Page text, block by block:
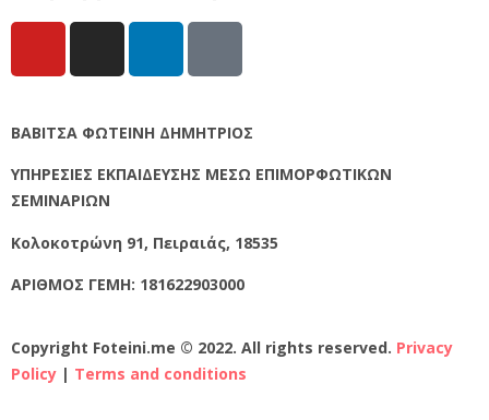
ΒΑΒΙΤΣΑ ΦΩΤΕΙΝΗ ΔΗΜΗΤΡΙΟΣ
ΥΠΗΡΕΣΙΕΣ ΕΚΠΑΙΔΕΥΣΗΣ ΜΕΣΩ ΕΠΙΜΟΡΦΩΤΙΚΩΝ
ΣΕΜΙΝΑΡΙΩΝ
Κολοκοτρώνη 91, Πειραιάς, 18535
ΑΡΙΘΜΟΣ ΓΕΜΗ: 181622903000
Copyright Foteini.me © 2022. All rights reserved. Privacy
Policy | Terms and conditions